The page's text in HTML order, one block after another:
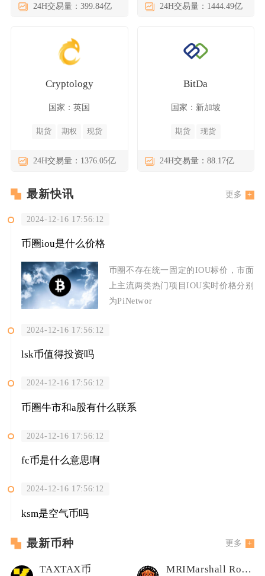
24H交易量：399.84亿 24H交易量：1444.49亿
Cryptology
国家：英国
期货 期权 现货
24H交易量：1376.05亿
BitDa
国家：新加坡
期货 现货
24H交易量：88.17亿
最新快讯 更多
2024-12-16 17:56:12
币圈iou是什么价格
币圈不存在统一固定的IOU标价，市面
上主流两类热门项目IOU实时价格分别
为PiNetwor
2024-12-16 17:56:12
lsk币值得投资吗
2024-12-16 17:56:12
币圈牛市和a股有什么联系
2024-12-16 17:56:12
fc币是什么意思啊
2024-12-16 17:56:12
ksm是空气币吗
最新币种 更多
TAXTAX币 MRIMarshall Rogan Inu